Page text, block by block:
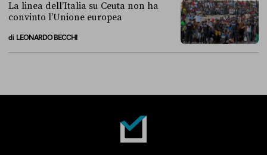
La linea dell’Italia su Ceuta non ha
convinto l’Unione europea
di LEONARDO BECCHI